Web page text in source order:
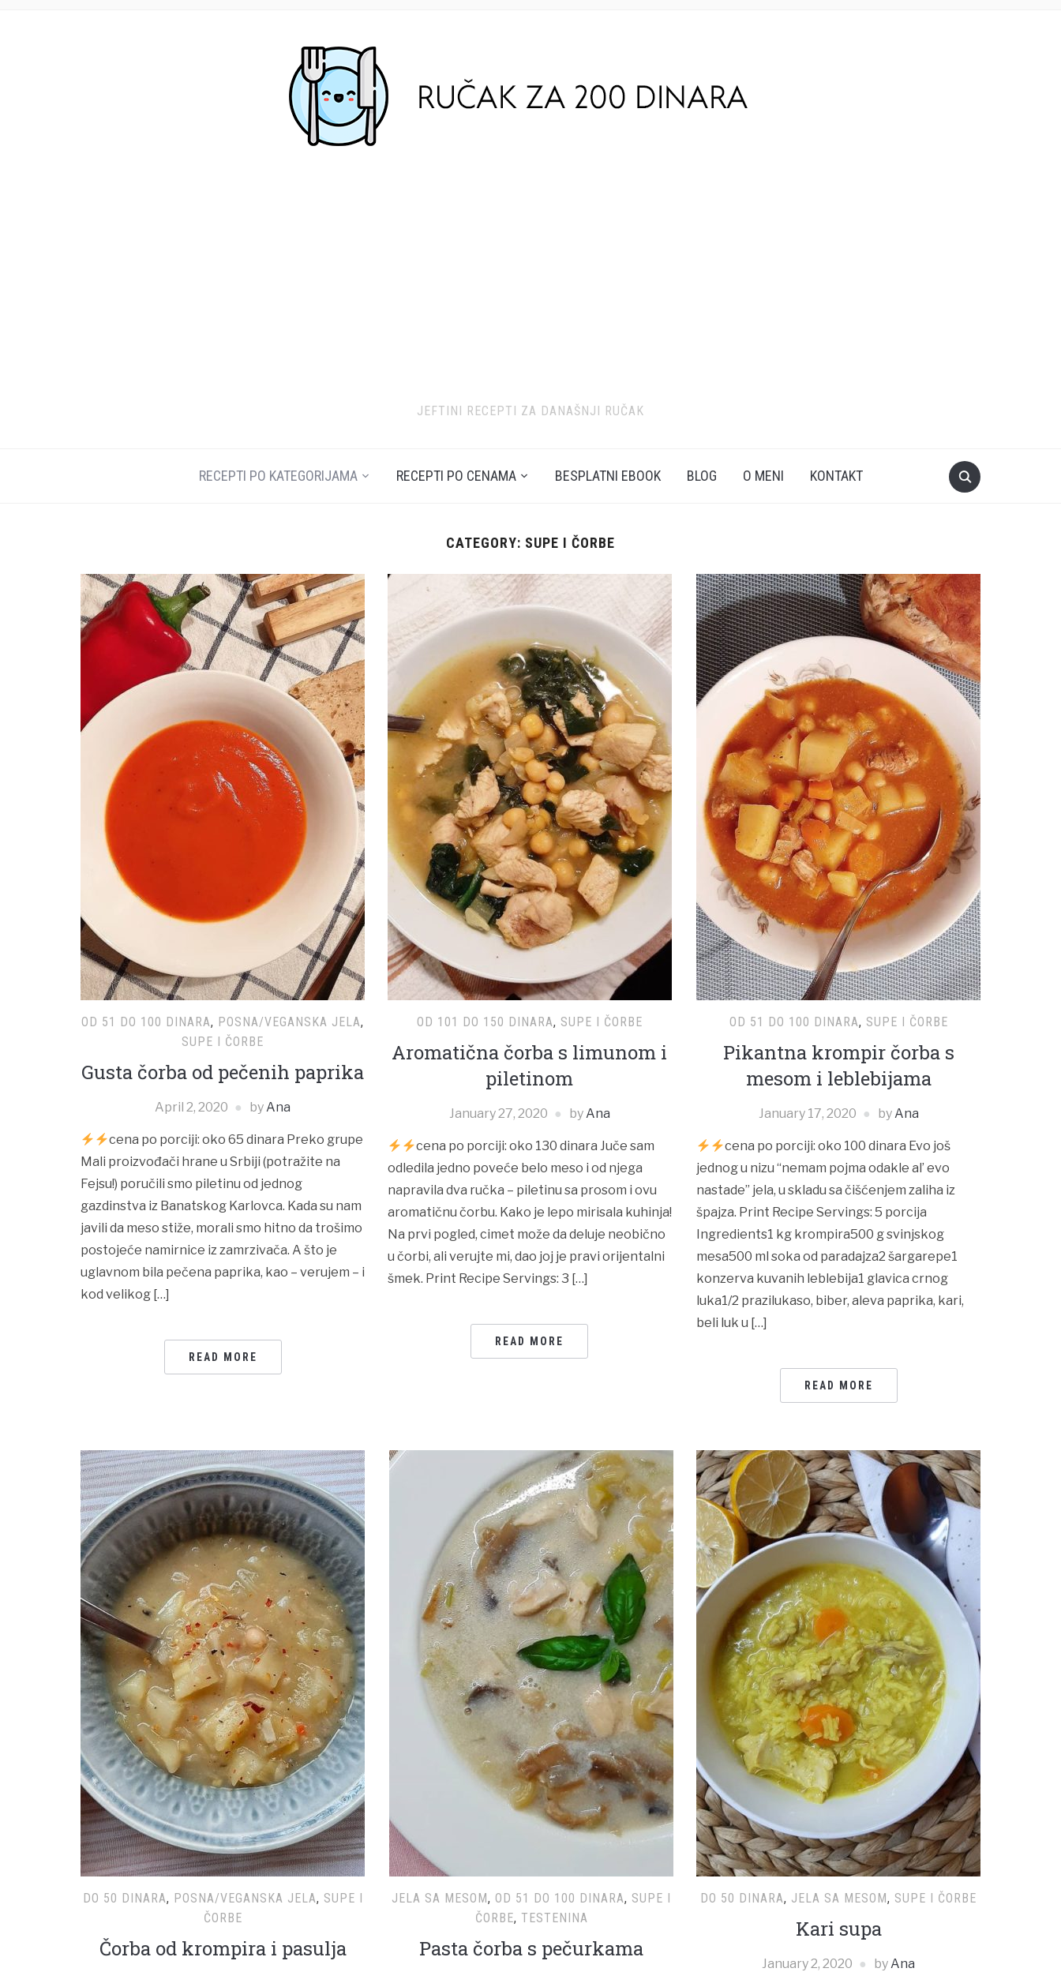
JEFTINI RECEPTI ZA DANAŠNJI RUČAK
RECEPTI PO KATEGORIJAMA RECEPTI PO CENAMA BESPLATNI EBOOK BLOG O MENI KONTAKT
CATEGORY: SUPE I ČORBE
OD 51 DO 100 DINARA, POSNA/VEGANSKA JELA,
SUPE I ČORBE
Gusta čorba od pečenih paprika
April 2, 2020 byAna
cena po porciji: oko 65 dinara Preko grupe
Mali proizvođači hrane u Srbiji (potražite na
Fejsu!) poručili smo piletinu od jednog
gazdinstva iz Banatskog Karlovca. Kada su nam
javili da meso stiže, morali smo hitno da trošimo
postojeće namirnice iz zamrzivača. A što je
uglavnom bila pečena paprika, kao – verujem – i
kod velikog […]
READ MORE
OD 101 DO 150 DINARA, SUPE I ČORBE
Aromatična čorba s limunom i
piletinom
January 27, 2020 byAna
cena po porciji: oko 130 dinara Juče sam
odledila jedno poveće belo meso i od njega
napravila dva ručka – piletinu sa prosom i ovu
aromatičnu čorbu. Kako je lepo mirisala kuhinja!
Na prvi pogled, cimet može da deluje neobično
u čorbi, ali verujte mi, dao joj je pravi orijentalni
šmek. Print Recipe Servings: 3 […]
READ MORE
OD 51 DO 100 DINARA, SUPE I ČORBE
Pikantna krompir čorba s
mesom i leblebijama
January 17, 2020 byAna
cena po porciji: oko 100 dinara Evo još
jednog u nizu “nemam pojma odakle al’ evo
nastade” jela, u skladu sa čišćenjem zaliha iz
špajza. Print Recipe Servings: 5 porcija
Ingredients1 kg krompira500 g svinjskog
mesa500 ml soka od paradajza2 šargarepe1
konzerva kuvanih leblebija1 glavica crnog
luka1/2 prazilukaso, biber, aleva paprika, kari,
beli luk u […]
READ MORE
DO 50 DINARA, POSNA/VEGANSKA JELA, SUPE I
ČORBE
Čorba od krompira i pasulja
JELA SA MESOM, OD 51 DO 100 DINARA, SUPE I
ČORBE, TESTENINA
Pasta čorba s pečurkama
DO 50 DINARA, JELA SA MESOM, SUPE I ČORBE
Kari supa
January 2, 2020 byAna